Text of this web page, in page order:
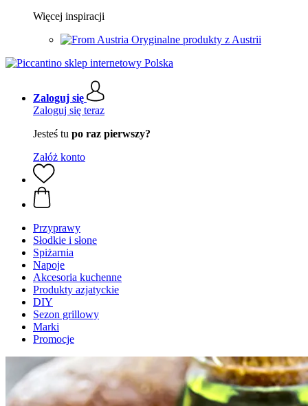
Więcej inspiracji
Oryginalne produkty z Austrii
Zaloguj się
Zaloguj się teraz
Jesteś tu po raz pierwszy?
Załóż konto
Przyprawy
Słodkie i słone
Spiżarnia
Napoje
Akcesoria kuchenne
Produkty azjatyckie
DIY
Sezon grillowy
Marki
Promocje